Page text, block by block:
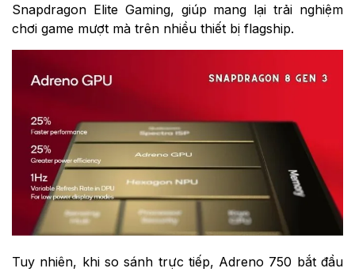
Snapdragon Elite Gaming, giúp mang lại trải nghiệm
chơi game mượt mà trên nhiều thiết bị flagship.
Tuy nhiên, khi so sánh trực tiếp, Adreno 750 bắt đầu